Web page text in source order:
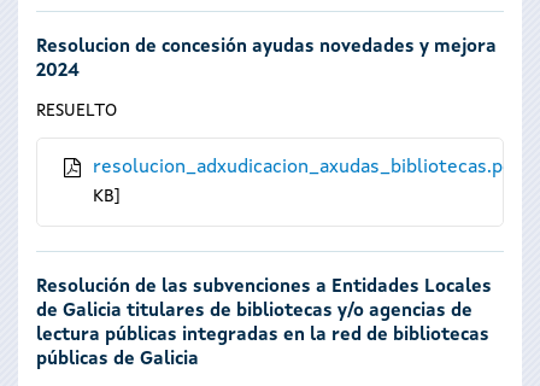
Resolucion de concesión ayudas novedades y mejora
2024
RESUELTO
resolucion_adxudicacion_axudas_bibliotecas.pdf
KB
Resolución de las subvenciones a Entidades Locales
de Galicia titulares de bibliotecas y/o agencias de
lectura públicas integradas en la red de bibliotecas
públicas de Galicia